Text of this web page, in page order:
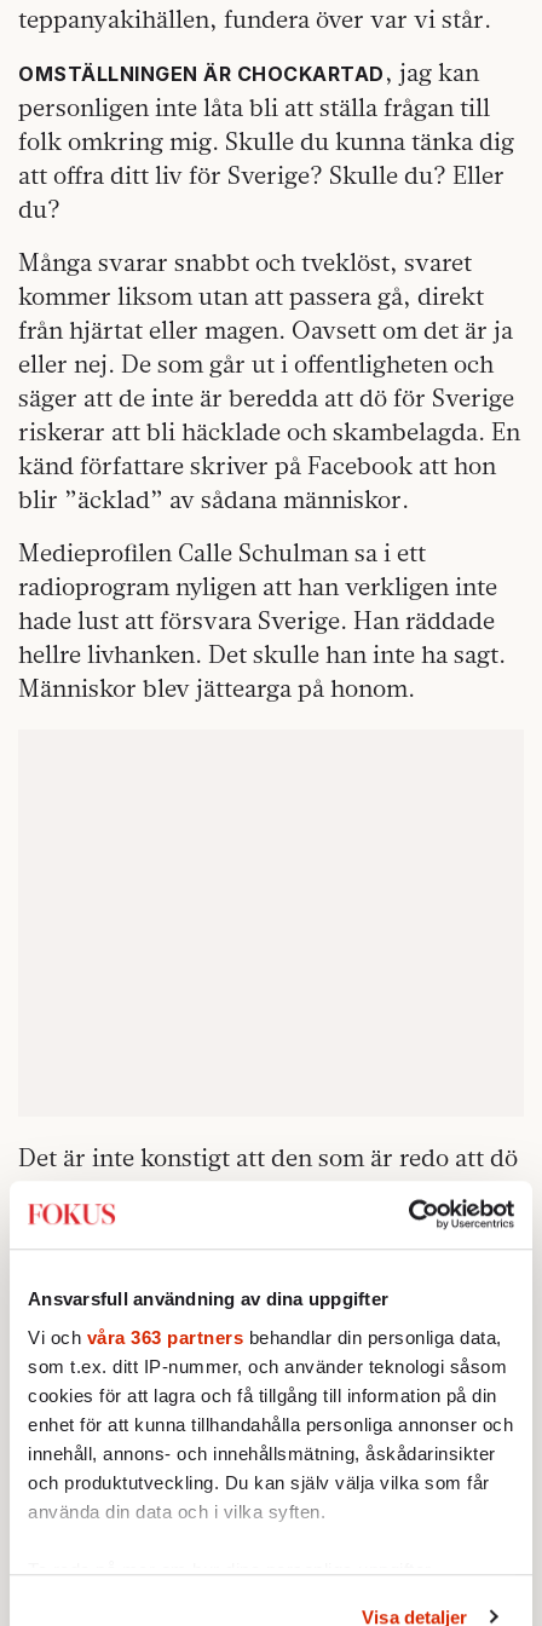
Ansvarsfull användning av dina uppgifter
Vi och våra 363 partners behandlar din personliga data,
som t.ex. ditt IP-nummer, och använder teknologi såsom
cookies för att lagra och få tillgång till information på din
enhet för att kunna tillhandahålla personliga annonser och
innehåll, annons- och innehållsmätning, åskådarinsikter
och produktutveckling. Du kan själv välja vilka som får
använda din data och i vilka syften.
Ta reda på mer om hur dina personliga uppgifter
Visa detaljer
teppanyakihällen, fundera över var vi står.
OMSTÄLLNINGEN ÄR CHOCKARTAD , jag kan
personligen inte låta bli att ställa frågan till
folk omkring mig. Skulle du kunna tänka dig
att offra ditt liv för Sverige? Skulle du? Eller
du?
Många svarar snabbt och tveklöst, svaret
kommer liksom utan att passera gå, direkt
från hjärtat eller magen. Oavsett om det är ja
eller nej. De som går ut i offentligheten och
säger att de inte är beredda att dö för Sverige
riskerar att bli häcklade och skambelagda. En
känd författare skriver på Facebook att hon
blir ”äcklad” av sådana människor.
Medieprofilen Calle Schulman sa i ett
radioprogram nyligen att han verkligen inte
hade lust att försvara Sverige. Han räddade
hellre livhanken. Det skulle han inte ha sagt.
Människor blev jättearga på honom.
Det är inte konstigt att den som är redo att dö
för Sverige blir besviken på den som inte är
det. Men jag fattar inte hur folk kan veta så
tvärsäkert vad de skulle göra. Att dö är ändå
en rätt stor grej. För att inte tala om att
riskera sina barns liv.
UKRAINA EVAKUERAR KVINNOR och barn, men
Sverige är jämställdhetsintegrerat, här
förväntas alla stanna och bidra. Totalförsvaret
innebär att barn ska lämnas in på dagis under
krig, medan föräldrarna fortsätter att gå till
Kommer föräldrarna verkligen att lämna ifrån
sig sina gullepluttar under pågående krig?